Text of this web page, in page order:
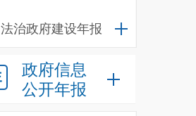
法治政府建设年报
政府信息
公开年报